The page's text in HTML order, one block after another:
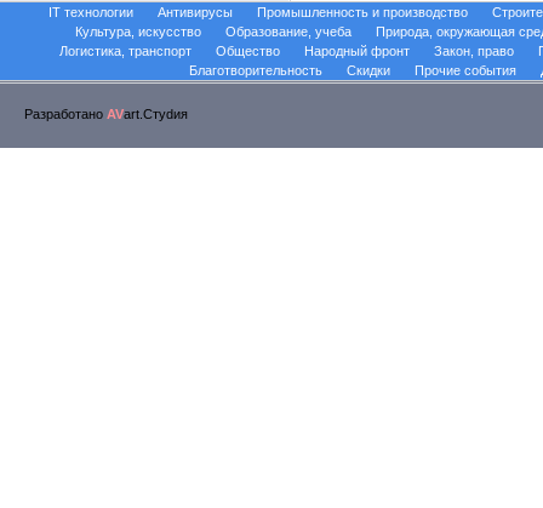
IT технологии Антивирусы Промышленность и производство
Культура, искусство
Образование, учеба
Природа, окружающая
Логистика, транспорт
Общество Народный фронт Закон, право
Благотворительность
Скидки Прочие события
Разработано AVart.Стуdия